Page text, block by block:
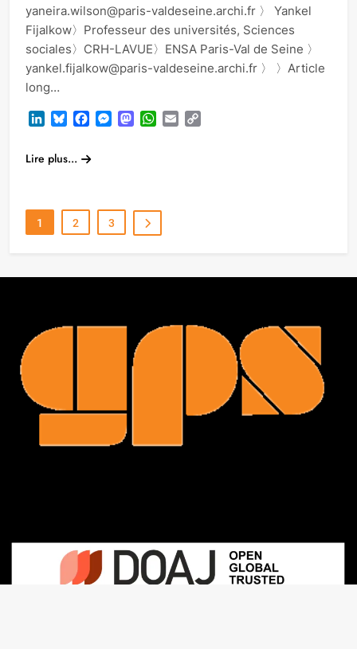
yaneira.wilson@paris-valdeseine.archi.fr 〉 Yankel
Fijalkow〉Professeur des universités, Sciences
sociales〉CRH-LAVUE〉ENSA Paris-Val de Seine 〉
yankel.fijalkow@paris-valdeseine.archi.fr 〉 〉Article
long…
LinkedInBlueskyFacebook
Messenger
Mastodon
WhatsApp
Email
Lire plus...
1 2 3